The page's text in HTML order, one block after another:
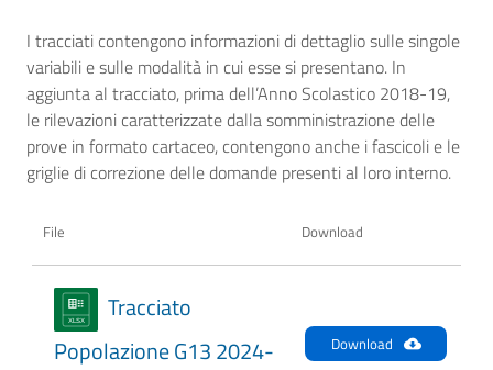
I tracciati contengono informazioni di dettaglio sulle singole
variabili e sulle modalità in cui esse si presentano. In
aggiunta al tracciato, prima dell’Anno Scolastico 2018-19,
le rilevazioni caratterizzate dalla somministrazione delle
prove in formato cartaceo, contengono anche i fascicoli e le
griglie di correzione delle domande presenti al loro interno.
File Download
Tracciato
Popolazione G13 2024-
Download